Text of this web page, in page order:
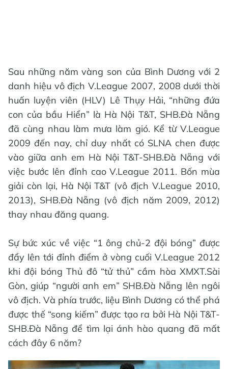
Sau những năm vàng son của Bình Dương với 2
danh hiệu vô địch V.League 2007, 2008 dưới thời
huấn luyện viên (HLV) Lê Thụy Hải, “những đứa
con của bầu Hiển” là Hà Nội T&T, SHB.Đà Nẵng
đã cùng nhau làm mưa làm gió. Kể từ V.League
2009 đến nay, chỉ duy nhất có SLNA chen được
vào giữa anh em Hà Nội T&T-SHB.Đà Nẵng với
việc bước lên đỉnh cao V.League 2011. Bốn mùa
giải còn lại, Hà Nội T&T (vô địch V.League 2010,
2013), SHB.Đà Nẵng (vô địch năm 2009, 2012)
thay nhau đăng quang.
Sự bức xúc về việc “1 ông chủ-2 đội bóng” được
đẩy lên tới đỉnh điểm ở vòng cuối V.League 2012
khi đội bóng Thủ đô “tử thủ” cầm hòa XMXT.Sài
Gòn, giúp “người anh em” SHB.Đà Nẵng lên ngôi
vô địch. Và phía trước, liệu Bình Dương có thể phá
được thế “song kiếm” được tạo ra bởi Hà Nội T&T-
SHB.Đà Nẵng để tìm lại ánh hào quang đã mất
cách đây 6 năm?